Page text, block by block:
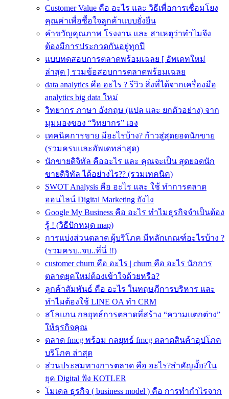
Customer Value คือ อะไร และ วิธีเพื่อการเชื่อมโยง
คุณค่าเพื่อซื้อใจลูกค้าแบบยั่งยืน
คําขวัญคุณภาพ โรงงาน และ สาเหตุว่าทำไมจึง
ต้องมีการประกวดกันอยู่ทุกปี
แบบทดสอบการตลาดพร้อมเฉลย [ อัพเดทใหม่
ล่าสุด ] รวมข้อสอบการตลาดพร้อมเฉลย
data analytics คือ อะไร ? รีวิว สิ่งที่ได้จากเครื่องมือ
analytics big data ใหม่
วิทยากร ภาษา อังกฤษ (แปล และ ยกตัวอย่าง) จาก
มุมมองของ “วิทยากร” เอง
เทคนิคการขาย มีอะไรบ้าง? ก้าวสู่สุดยอดนักขาย
(รวมครบและอัพเดทล่าสุด)
นักขายดิจิทัล คืออะไร และ คุณจะเป็น สุดยอดนัก
ขายดิจิทัล ได้อย่างไร?? (รวมเทคนิค)
SWOT Analysis คือ อะไร และ ใช้ ทำการตลาด
ออนไลน์ Digital Marketing ยังไง
Google My Business คือ อะไร ทำไมธุรกิจจำเป็นต้อง
รู้ ! (วิธีปักหมุด map)
การแบ่งส่วนตลาด ผู้บริโภค มีหลักเกณฑ์อะไรบ้าง ?
(รวมครบ..จบ..ที่นี่ !!)
customer churn คือ อะไร | churn คือ อะไร นักการ
ตลาดยุคใหม่ต้องเข้าใจด้วยหรือ?
ลูกค้าสัมพันธ์ คือ อะไร ในทฤษฎีการบริหาร และ
ทำไมต้องใช้ LINE OA ทำ CRM
สโลแกน กลยุทธ์การตลาดที่สร้าง “ความแตกต่าง”
ให้ธุรกิจคุณ
ตลาด fmcg พร้อม กลยุทธ์ fmcg ตลาดสินค้าอุปโภค
บริโภค ล่าสุด
ส่วนประสมทางการตลาด คือ อะไร?สำคัญมั้ย?ใน
ยุค Digital ฟัง KOTLER
โมเดล ธุรกิจ ( business model ) คือ การทำกำไรจาก